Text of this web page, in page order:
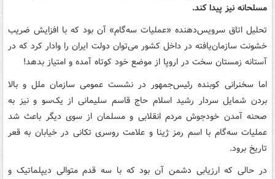
مسلحانه نیز پیدا کند.
تحلیل اتاق سرویس‌دهنده «عملیات سه‌گام» آن بود که با افزایش ضریب
خشونت سازمان‌یافته در داخل کشور می‌توان دولت ایران را وادار کرد که در
آستانه زمستان سخت در اروپا از موضع خود کوتاه آمده و امتیاز بدهد!
اما سخنرانی کوبنده رئیس‌جمهور در نشست عمومی سازمان ملل و بالا
بردن شمایل سردار رشید اسلام حاج قاسم سلیمانی از یک‌سو و نیز به
صحنه آمدن خودجوش مردم انقلابی و مسلمان از سوی دیگر باعث شد
عملیات سه‌گام با اسم رمز ژینا و علامت روسری تکانی در خیابان به قعر
تاریخ برود.
در حالی که ارزیابی دشمن آن بود که با سه قدم متوالی دیپلماتیک و